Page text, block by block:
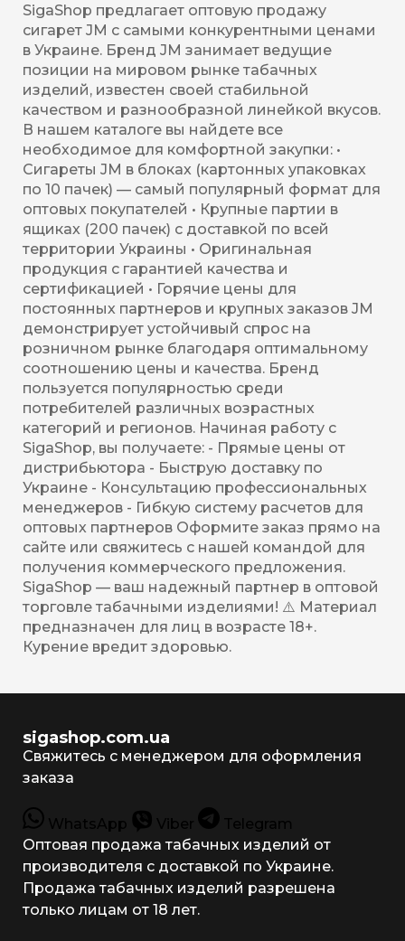
SigaShop предлагает оптовую продажу
сигарет JM с самыми конкурентными ценами
в Украине. Бренд JM занимает ведущие
позиции на мировом рынке табачных
изделий, известен своей стабильной
качеством и разнообразной линейкой вкусов.
В нашем каталоге вы найдете все
необходимое для комфортной закупки: •
Сигареты JM в блоках (картонных упаковках
по 10 пачек) — самый популярный формат для
оптовых покупателей • Крупные партии в
ящиках (200 пачек) с доставкой по всей
территории Украины • Оригинальная
продукция с гарантией качества и
сертификацией • Горячие цены для
постоянных партнеров и крупных заказов JM
демонстрирует устойчивый спрос на
розничном рынке благодаря оптимальному
соотношению цены и качества. Бренд
пользуется популярностью среди
потребителей различных возрастных
категорий и регионов. Начиная работу с
SigaShop, вы получаете: - Прямые цены от
дистрибьютора - Быструю доставку по
Украине - Консультацию профессиональных
менеджеров - Гибкую систему расчетов для
оптовых партнеров Оформите заказ прямо на
сайте или свяжитесь с нашей командой для
получения коммерческого предложения.
SigaShop — ваш надежный партнер в оптовой
торговле табачными изделиями! ⚠️ Материал
предназначен для лиц в возрасте 18+.
Курение вредит здоровью.
sigashop.com.ua
Свяжитесь с менеджером для оформления
заказа
WhatsApp Viber
Telegram
Оптовая продажа табачных изделий от
производителя с доставкой по Украине.
Продажа табачных изделий разрешена
только лицам от 18 лет.